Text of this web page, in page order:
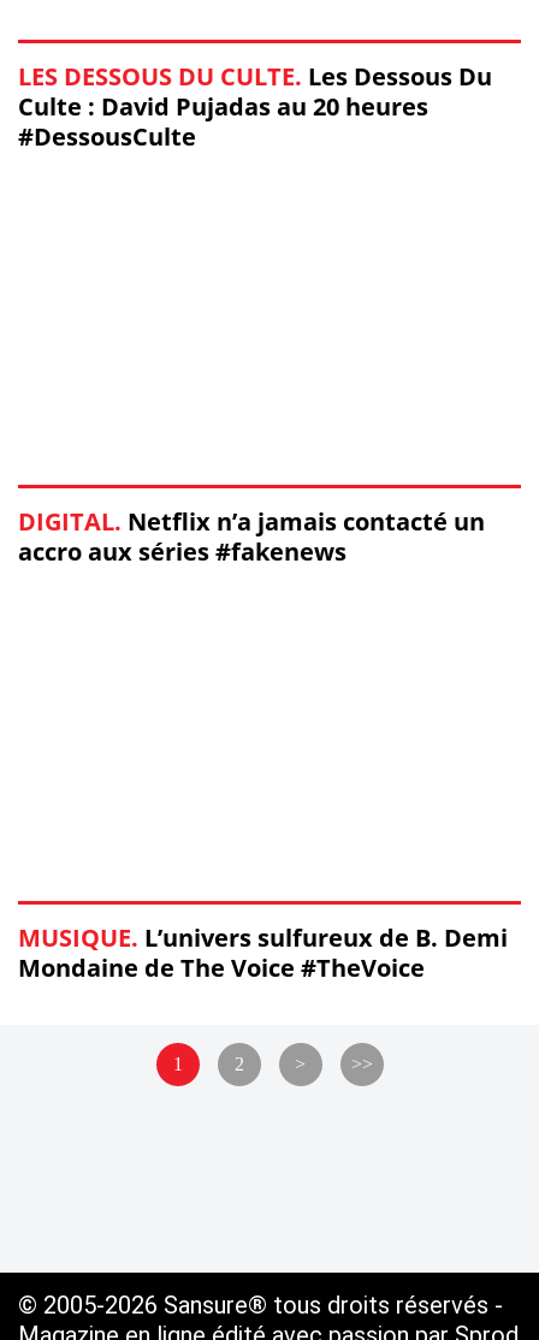
LES DESSOUS DU CULTE. Les Dessous Du
Culte : David Pujadas au 20 heures
#DessousCulte
DIGITAL. Netflix n’a jamais contacté un
accro aux séries #fakenews
MUSIQUE. L’univers sulfureux de B. Demi
Mondaine de The Voice #TheVoice
1 2 > >>
© 2005-2026 Sansure® tous droits réservés -